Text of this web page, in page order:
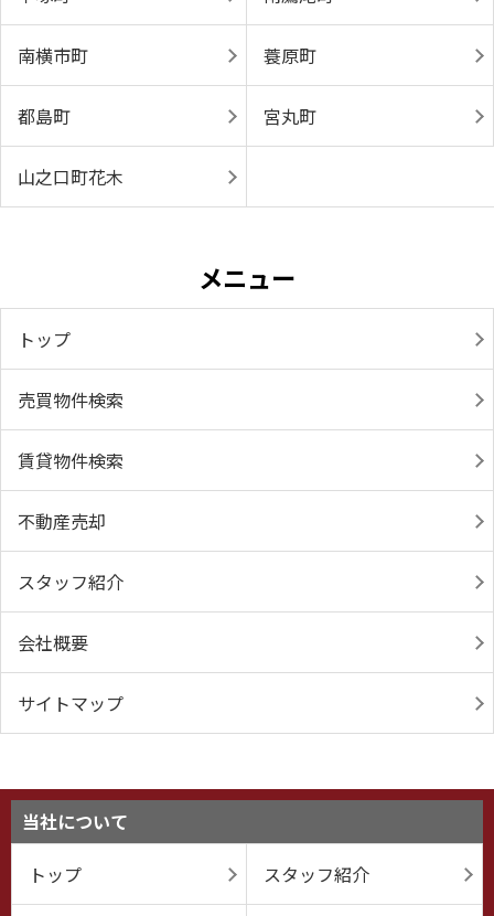
南横市町 蓑原町
都島町 宮丸町
山之口町花木
メニュー
トップ
売買物件検索
賃貸物件検索
不動産売却
スタッフ紹介
会社概要
サイトマップ
当社について
トップ
スタッフ紹介